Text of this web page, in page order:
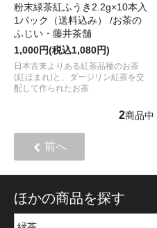
粉末緑茶紅ふうき2.2g×10本入
1パック（送料込み） /お茶の
ふじい・藤井茶舗
1,000円(税込1,080円)
日本古来よりある紅茶品種のお茶
(紅ほまれ)と、ダージリン紅茶を交
配して作られたお茶
2商品中
前へ
ほかの商品を探す